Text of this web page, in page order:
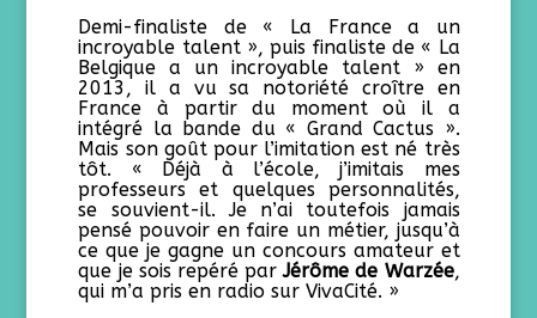
Demi-finaliste de « La France a un
incroyable talent », puis finaliste de « La
Belgique a un incroyable talent » en
2013, il a vu sa notoriété croître en
France à partir du moment où il a
intégré la bande du « Grand Cactus ».
Mais son goût pour l’imitation est né très
tôt. « Déjà à l’école, j’imitais mes
professeurs et quelques personnalités,
se souvient-il. Je n’ai toutefois jamais
pensé pouvoir en faire un métier, jusqu’à
ce que je gagne un concours amateur et
que je sois repéré parJérôme de Warzée,
qui m’a pris en radio sur VivaCité. »